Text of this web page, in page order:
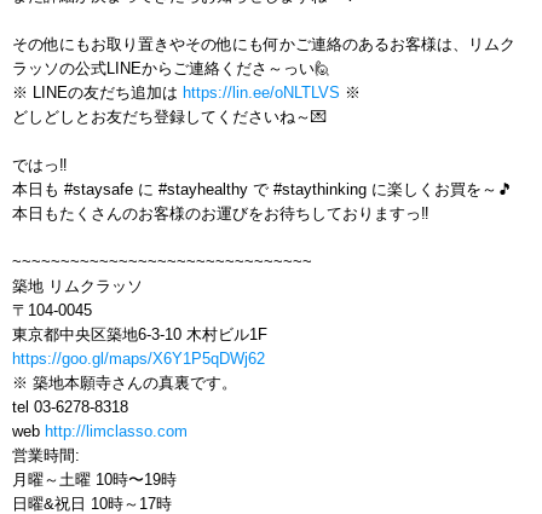
その他にもお取り置きやその他にも何かご連絡のあるお客様は、リムク
ラッソの公式LINEからご連絡くださ～っい🙋
※ LINEの友だち追加は https://lin.ee/oNLTLVS ※
どしどしとお友だち登録してくださいね～💌
ではっ‼️
本日も #staysafe に #stayhealthy で #staythinking に楽しくお買を～🎵
本日もたくさんのお客様のお運びをお待ちしておりますっ‼️
~~~~~~~~~~~~~~~~~~~~~~~~~~~~~~~
築地 リムクラッソ
〒104-0045
東京都中央区築地6-3-10 木村ビル1F
https://goo.gl/maps/X6Y1P5qDWj62
※ 築地本願寺さんの真裏です。
tel 03-6278-8318
web http://limclasso.com
営業時間:
月曜～土曜 10時〜19時
日曜&祝日 10時～17時